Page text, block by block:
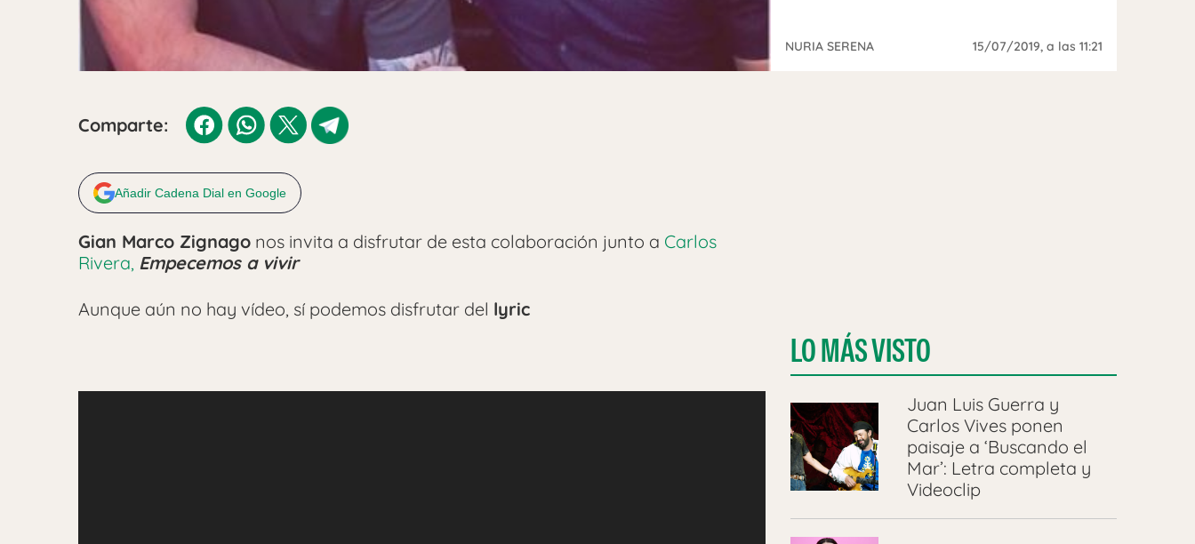
NURIA SERENA 15/07/2019, a las 11:21
Comparte:
Añadir Cadena Dial en Google
Gian Marco Zignago nos invita a disfrutar de esta colaboración junto a Carlos
Rivera, Empecemos a vivir
Aunque aún no hay vídeo, sí podemos disfrutar del lyric
LO MÁS VISTO
Juan Luis Guerra y
Carlos Vives ponen
paisaje a ‘Buscando el
Mar’: Letra completa y
Videoclip